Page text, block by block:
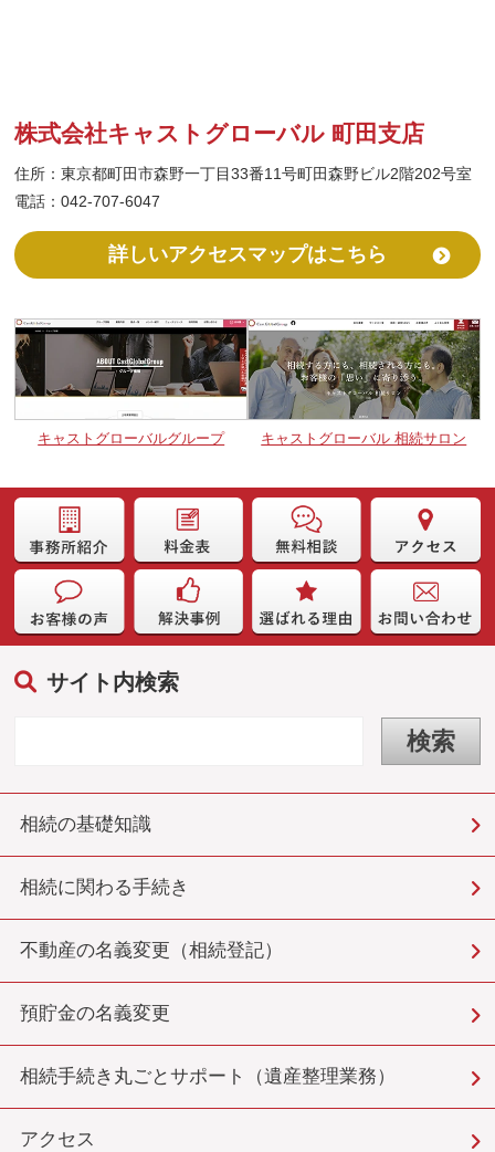
株式会社キャストグローバル 町田支店
住所：東京都町田市森野一丁目33番11号町田森野ビル2階202号室
電話：042-707-6047
詳しいアクセスマップはこちら
キャストグローバルグループ キャストグローバル 相続サロン
サイト内検索
相続の基礎知識
相続に関わる手続き
不動産の名義変更（相続登記）
預貯金の名義変更
相続手続き丸ごとサポート（遺産整理業務）
アクセス